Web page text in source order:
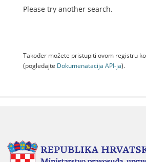
Please try another search.
Također možete pristupiti ovom registru
(pogledajte Dokumenаtаcijа API-jа).